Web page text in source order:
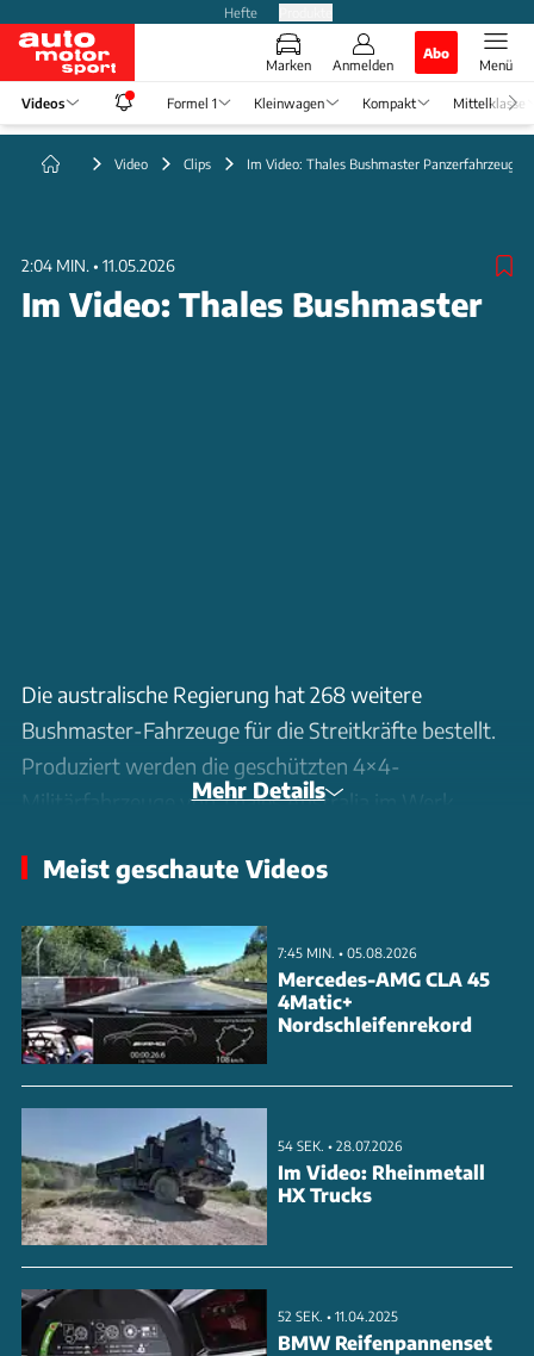
Hefte
Marken Anmelden
Abo
Menü
Videos Formel 1 Kleinwagen Kompakt Mittelklasse
Video Clips Im Video: Thales Bushmaster Panzerfahrzeug
2:04 MIN. • 11.05.2026
Im Video: Thales Bushmaster
Die australische Regierung hat 268 weitere
Bushmaster-Fahrzeuge für die Streitkräfte bestellt.
Produziert werden die geschützten 4×4-
Militärfahrzeuge von Thales Australia im Werk
Generation erhält unter anderem verbesserte
Zuladung und eine modulare Kabine. Der
Bushmaster ist für Truppentransporte, Patrouillen,
Evakuierungen und Unterstützungsaufgaben
ausgelegt und wird bereits von mehreren Staaten
eingesetzt.
Mehr Details
Meist geschaute Videos
7:45 MIN. • 05.08.2026
Mercedes-AMG CLA 45
4Matic+
Nordschleifenrekord
54 SEK. • 28.07.2026
Im Video: Rheinmetall
HX Trucks
52 SEK. • 11.04.2025
BMW Reifenpannenset